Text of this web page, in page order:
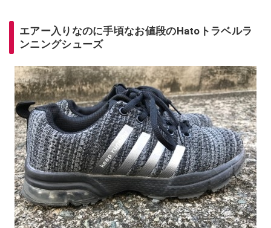
エアー入りなのに手頃なお値段のHatoトラベルラ
ンニングシューズ